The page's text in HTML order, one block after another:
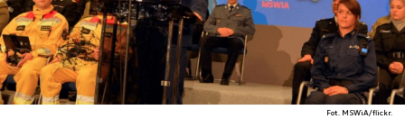
Fot. MSWiA/flickr.